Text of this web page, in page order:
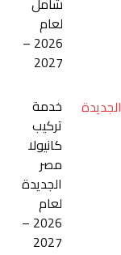
لعام
2026 –
2027
خدمة
تركيب
كانيولا
مصر
الجديدة
لعام
2026 –
2027